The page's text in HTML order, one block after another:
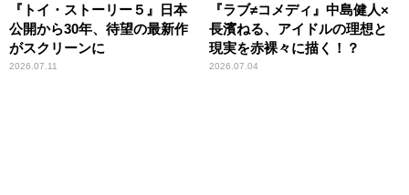
『トイ・ストーリー５』日本
公開から30年、待望の最新作
がスクリーンに
2026.07.11
『ラブ≠コメディ』中島健人×
長濱ねる、アイドルの理想と
現実を赤裸々に描く！？
2026.07.04